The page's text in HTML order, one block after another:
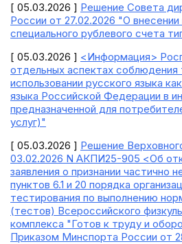
[ 05.03.2026 ] Решение Совета
России от 27.02.2026 "О
специального рублевого счета
[ 05.03.2026 ] <Информация>
отдельных аспектах соблюдения
использовании русского языка
языка Российской Федерации в
предназначенной для
услуг)"
[ 05.03.2026 ] Решение
03.02.2026 N АКПИ25-905 <Об
заявления о признании частично
пунктов 6.1 и 20 порядка
тестирования по выполнению
(тестов) Всероссийского
комплекса "Готов к труду и
Приказом Минспорта России от